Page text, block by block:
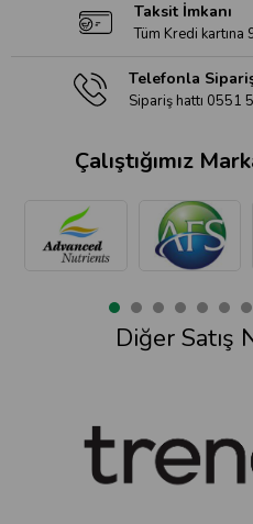
Taksit İmkanı
Tüm Kredi kartına
Telefonla
Sipariş hattı 0551
Çalıştığımız
Diğer Satış